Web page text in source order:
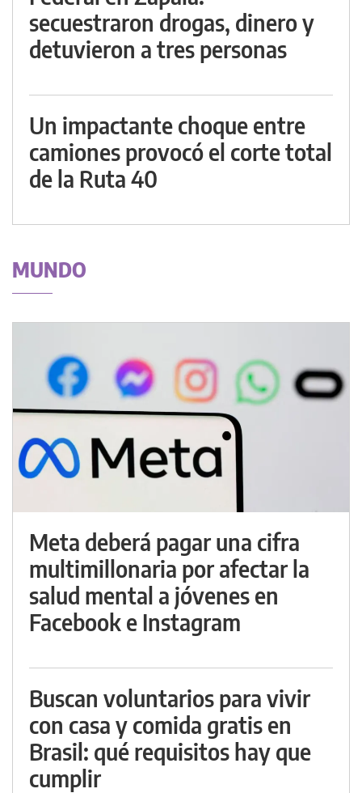
secuestraron drogas, dinero y
detuvieron a tres personas
Un impactante choque entre
camiones provocó el corte total
de la Ruta 40
MUNDO
Meta deberá pagar una cifra
multimillonaria por afectar la
salud mental a jóvenes en
Facebook e Instagram
Buscan voluntarios para vivir
con casa y comida gratis en
Brasil: qué requisitos hay que
cumplir